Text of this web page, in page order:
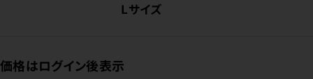
Lサイズ
価格はログイン後表示